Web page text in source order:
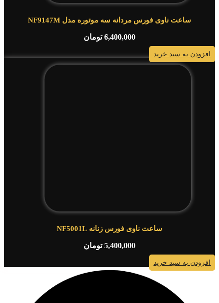
ساعت ناوی فورس مردانه سه موتوره مدل NF9147M
6,400,000 تومان
افزودن به سبد خرید
ساعت ناوی فورس زنانه NF5001L
5,400,000 تومان
افزودن به سبد خرید